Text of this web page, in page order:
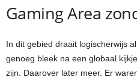
Gaming Area
In dit gebied draait logischerwijs
genoeg bleek na een globaal
zijn. Daarover later meer. Er